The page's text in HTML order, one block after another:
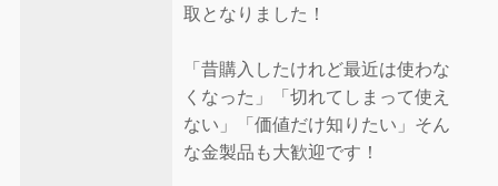
取となりました！
「昔購入したけれど最近は使わな
くなった」「切れてしまって使え
ない」「価値だけ知りたい」そん
な金製品も大歓迎です！